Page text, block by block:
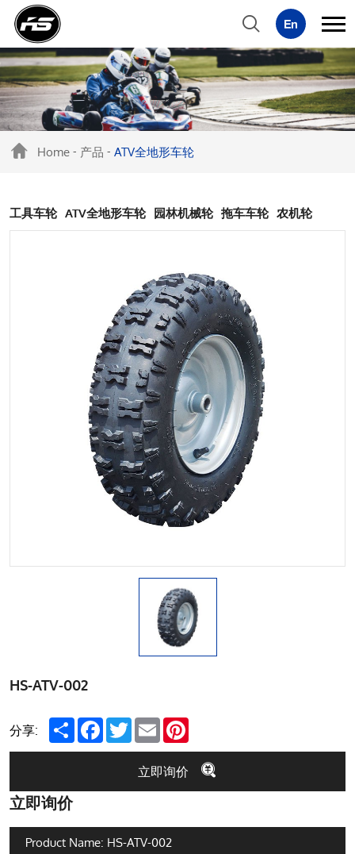
Home - 产品 - ATV全地形车轮
工具车轮 ATV全地形车轮 园林机械轮 拖车车轮 农机轮
HS-ATV-002
分享: Share FacebookTwitterEmail
立即询价
立即询价